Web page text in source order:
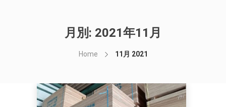
月別: 2021年11月
Home 11月 2021